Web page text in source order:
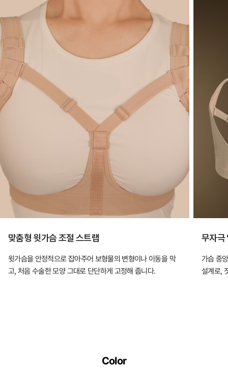
맞춤형 윗가슴 조절 스트랩
윗가슴을 안정적으로 잡아주어 보형물의 변형이나 이동을 막
고, 처음 수술한 모양 그대로 단단하게 고정해 줍니다.
무자극
가슴 중
설계로,
Color